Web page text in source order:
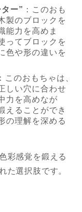
ー” ：このおも
製のブロックを
能力を高めま
ってブロックを
色や形の違いを
：このおもちゃは、
しい穴に合わせ
力を高めなが
えることができ
の理解を深める
彩感覚を鍛える
た選択肢です。